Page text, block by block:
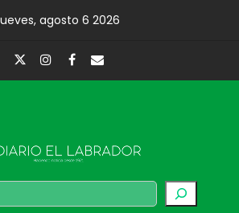
agosto 6 2026
Buscar